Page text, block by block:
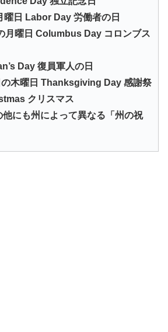
曜日 Labor Day 労働者の日
月曜日 Columbus Day コロンブス
Day 復員軍人の日
木曜日 Thanksgiving Day 感謝祭
クリスマス
他にも州によって異なる「州の祝